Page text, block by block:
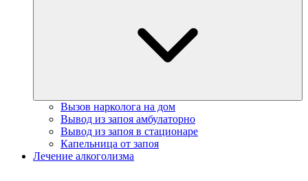
Вызов нарколога на дом
Вывод из запоя амбулаторно
Вывод из запоя в стационаре
Капельница от запоя
Лечение алкоголизма